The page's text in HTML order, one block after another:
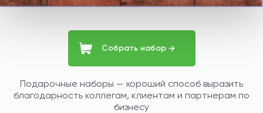
Собрать набор →
Подарочные наборы — хороший способ выразить
благодарность коллегам, клиентам и партнерам по
бизнесу